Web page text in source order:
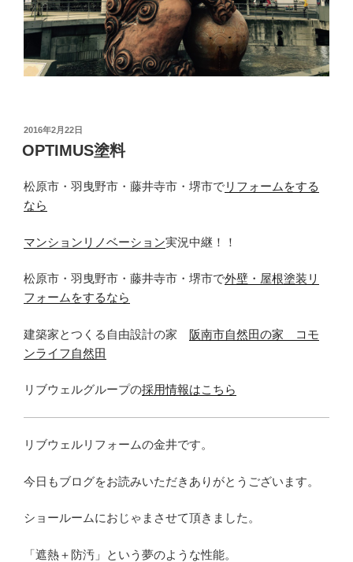
投
稿
日:
2016年2月22日
OPTIMUS塗料
松原市・羽曳野市・藤井寺市・堺市でリフォームをする
なら
マンションリノベーション実況中継！！
松原市・羽曳野市・藤井寺市・堺市で外壁・屋根塗装リ
フォームをするなら
建築家とつくる自由設計の家 阪南市自然田の家 コモ
ンライフ自然田
リブウェルグループの採用情報はこちら
リブウェルリフォームの金井です。
今日もブログをお読みいただきありがとうございます。
ショールームにおじゃまさせて頂きました。
「遮熱＋防汚」という夢のような性能。